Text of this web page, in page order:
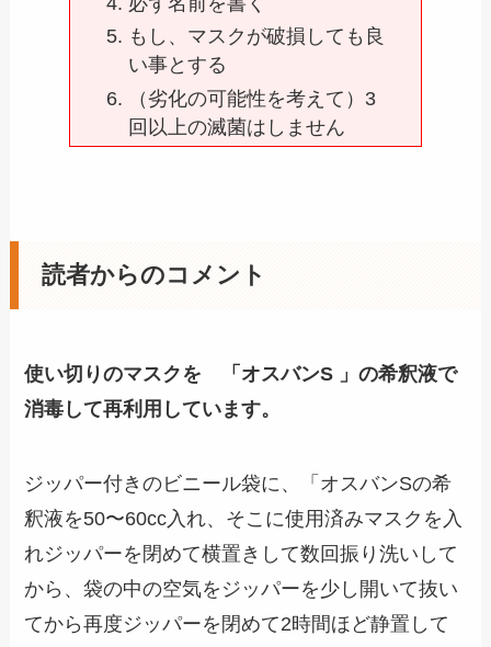
もし、マスクが破損しても良
い事とする
（劣化の可能性を考えて）3
回以上の滅菌はしません
読者からのコメント
使い切りのマスクを 「オスバンS 」の希釈液で
消毒して再利用しています。
ジッパー付きのビニール袋に、「オスバンSの希
釈液を50〜60cc入れ、そこに使用済みマスクを入
れジッパーを閉めて横置きして数回振り洗いして
から、袋の中の空気をジッパーを少し開いて抜い
てから再度ジッパーを閉めて2時間ほど静置して